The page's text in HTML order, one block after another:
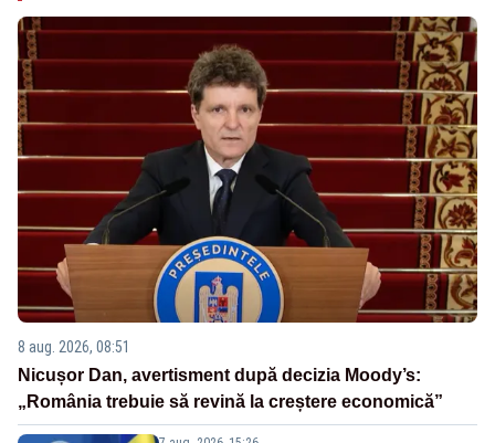
8 aug. 2026, 08:51
Nicușor Dan, avertisment după decizia Moody’s:
„România trebuie să revină la creștere economică”